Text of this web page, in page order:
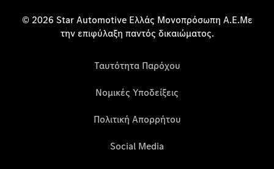
© 2026 Star Automotive Ελλάς Μονοπρόσωπη Α.Ε.Με
την επιφύλαξη παντός δικαιώματος.
Ταυτότητα Παρόχου
Νομικές Υποδείξεις
Πολιτική Απορρήτου
Social Media